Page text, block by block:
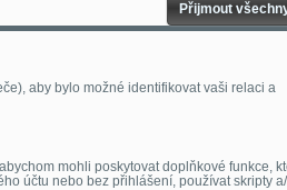
Přijmout
aby bylo možné identifikovat vaši relaci a
mohli poskytovat doplňkové funkce,
účtu nebo bez přihlášení, používat skripty